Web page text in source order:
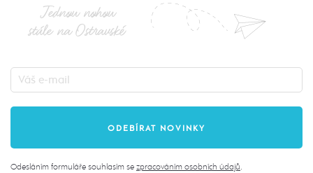
Jednou nohou
stále na Ostravské
Odesláním formuláře souhlasím se zpracováním osobních údajů.